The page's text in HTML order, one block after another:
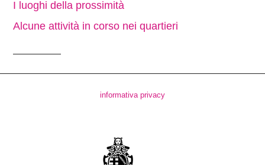
I luoghi della prossimità
Alcune attività in corso nei quartieri
informativa privacy